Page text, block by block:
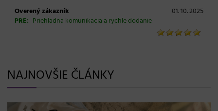
Overený zákazník
01. 10. 2025
PRE: Priehladna komunikacia a rychle dodanie
NAJNOVŠIE ČLÁNKY